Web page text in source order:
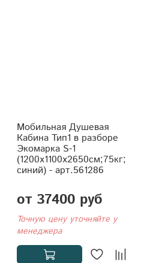
Мобильная Душевая
Кабина Тип1 в разборе
Экомарка S-1
(1200x1100x2650см;75кг;
синий) - арт.561286
от 37400 руб
Точную цену уточняйте у
менеджера